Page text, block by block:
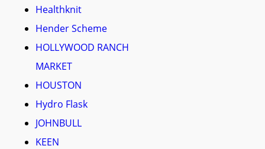
Healthknit
Hender Scheme
HOLLYWOOD RANCH
MARKET
HOUSTON
Hydro Flask
JOHNBULL
KEEN